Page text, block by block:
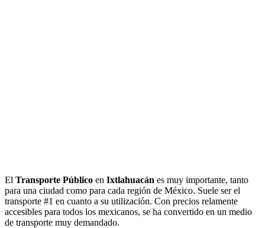
El Transporte Público en Ixtlahuacán es muy importante, tanto
para una ciudad como para cada región de México. Suele ser el
transporte #1 en cuanto a su utilización. Con precios relamente
accesibles para todos los mexicanos, se ha convertido en un medio
de transporte muy demandado.